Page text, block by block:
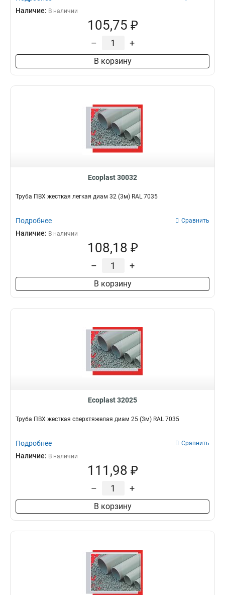
Наличие: В наличии
105,75 ₽
– +
В корзину
Ecoplast 30032
Труба ПВХ жесткая легкая диам 32 (3м) RAL 7035
Подробнее Сравнить
Наличие: В наличии
108,18 ₽
– +
В корзину
Ecoplast 32025
Труба ПВХ жесткая сверхтяжелая диам 25 (3м) RAL 7035
Подробнее Сравнить
Наличие: В наличии
111,98 ₽
– +
В корзину